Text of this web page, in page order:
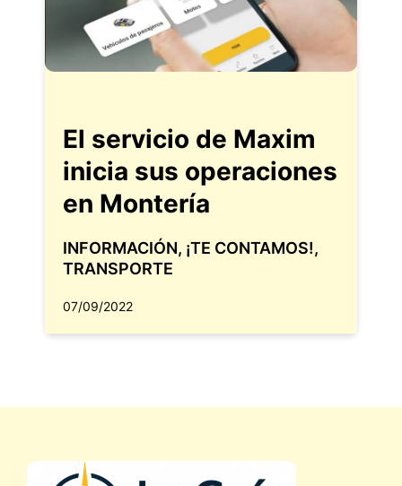
El servicio de Maxim
inicia sus operaciones
en Montería
INFORMACIÓN, ¡TE CONTAMOS!,
TRANSPORTE
07/09/2022